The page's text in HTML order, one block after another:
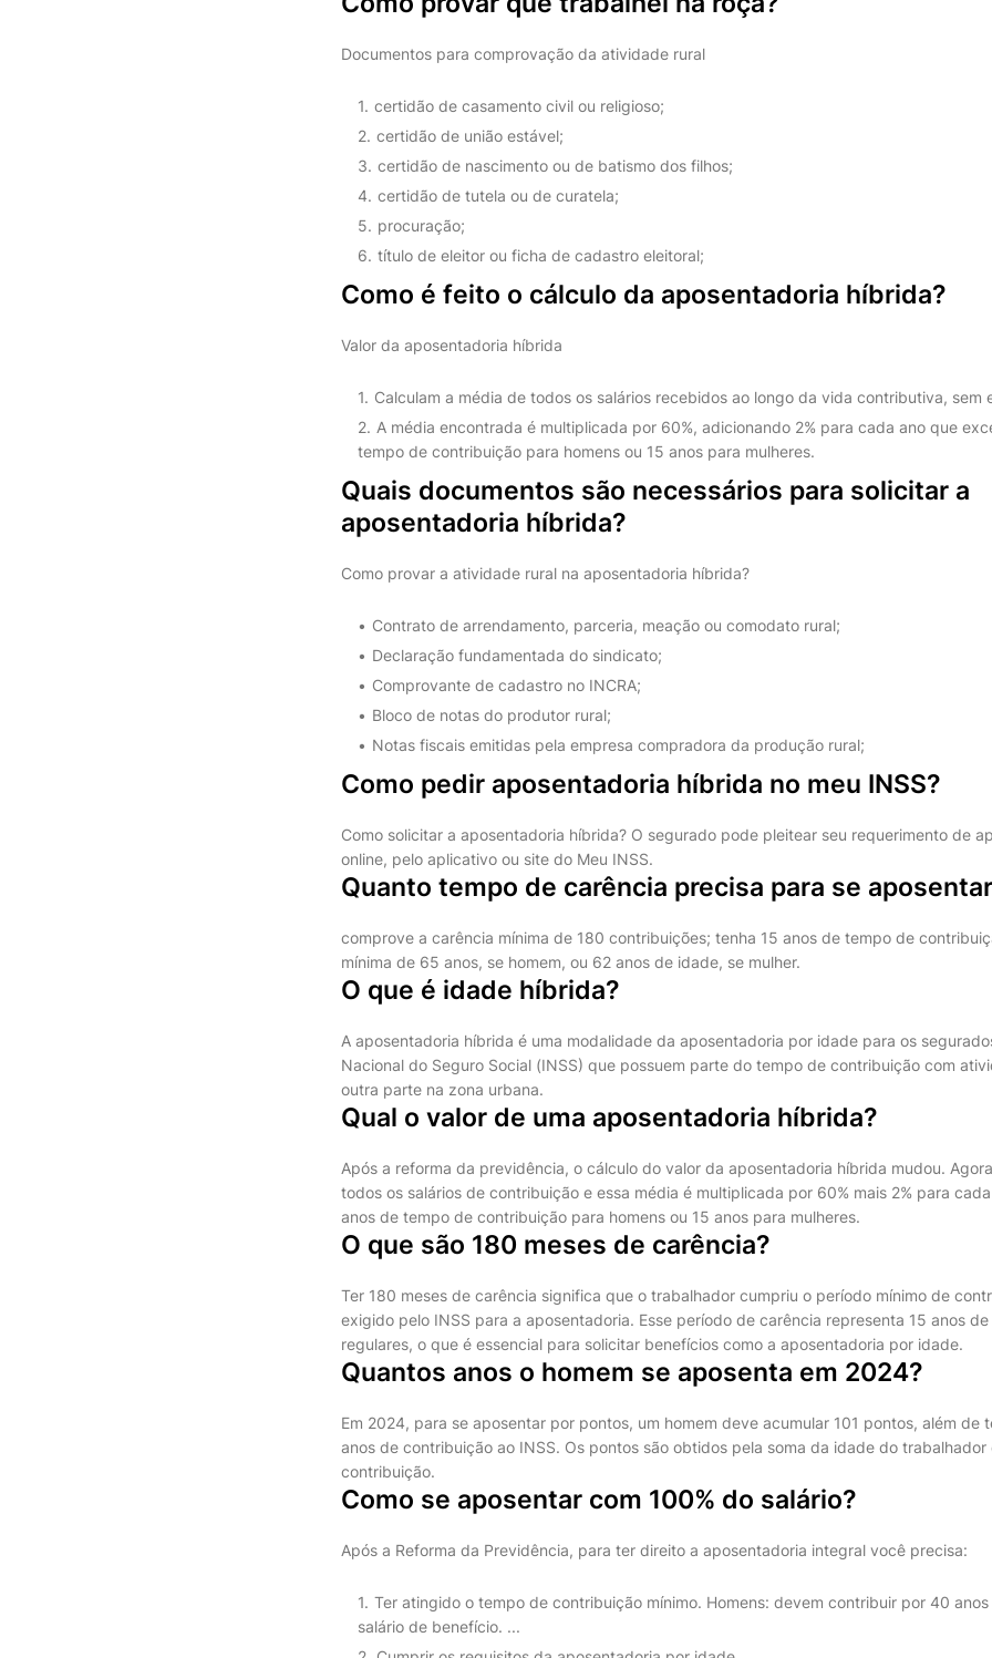
Documentos para comprovação da atividade rural
certidão de casamento civil ou religioso;
certidão de união estável;
certidão de nascimento ou de batismo dos filhos;
certidão de tutela ou de curatela;
procuração;
título de eleitor ou ficha de cadastro eleitoral;
Como é feito o cálculo da aposentadoria híbrida?
Valor da aposentadoria híbrida
Calculam a média de todos os salários recebidos ao longo da vida contributiva, sem
A média encontrada é multiplicada por 60%, adicionando 2% para cada ano que
tempo de contribuição para homens ou 15 anos para mulheres.
Quais documentos são necessários para solicitar a
aposentadoria híbrida?
Como provar a atividade rural na aposentadoria híbrida?
Contrato de arrendamento, parceria, meação ou comodato rural;
Declaração fundamentada do sindicato;
Comprovante de cadastro no INCRA;
Bloco de notas do produtor rural;
Notas fiscais emitidas pela empresa compradora da produção rural;
Como pedir aposentadoria híbrida no meu INSS?
Como solicitar a aposentadoria híbrida? O segurado pode pleitear seu requerimento de
online, pelo aplicativo ou site do Meu INSS.
Quanto tempo de carência precisa para se
comprove a carência mínima de 180 contribuições; tenha 15 anos de tempo de
mínima de 65 anos, se homem, ou 62 anos de idade, se mulher.
O que é idade híbrida?
A aposentadoria híbrida é uma modalidade da aposentadoria por idade para os
Nacional do Seguro Social (INSS) que possuem parte do tempo de contribuição com
outra parte na zona urbana.
Qual o valor de uma aposentadoria híbrida?
Após a reforma da previdência, o cálculo do valor da aposentadoria híbrida mudou.
todos os salários de contribuição e essa média é multiplicada por 60% mais 2% para
anos de tempo de contribuição para homens ou 15 anos para mulheres.
O que são 180 meses de carência?
Ter 180 meses de carência significa que o trabalhador cumpriu o período mínimo de
exigido pelo INSS para a aposentadoria. Esse período de carência representa 15 anos
regulares, o que é essencial para solicitar benefícios como a aposentadoria por idade.
Quantos anos o homem se aposenta em 2024?
Em 2024, para se aposentar por pontos, um homem deve acumular 101 pontos, além de
anos de contribuição ao INSS. Os pontos são obtidos pela soma da idade do
contribuição.
Como se aposentar com 100% do salário?
Após a Reforma da Previdência, para ter direito a aposentadoria integral você precisa:
Ter atingido o tempo de contribuição mínimo. Homens: devem contribuir por 40
salário de benefício. ...